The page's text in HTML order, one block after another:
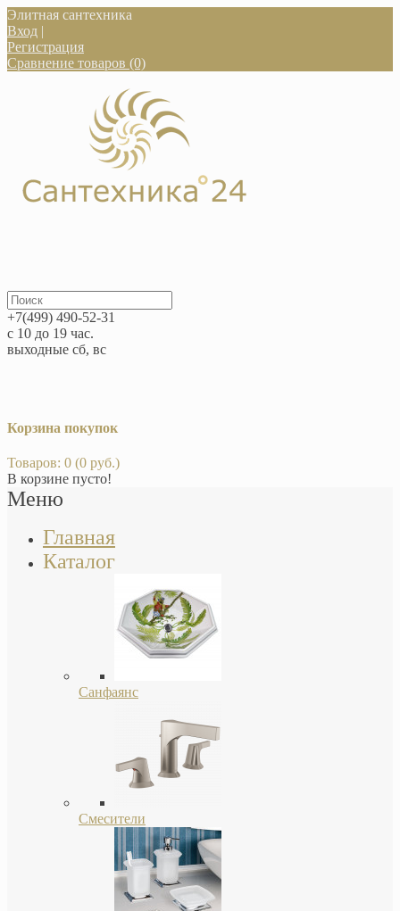
Элитная сантехника
Вход |
Регистрация
Сравнение товаров (0)
+7(499) 490-52-31
с 10 до 19 час.
выходные сб, вс
Корзина покупок
Товаров: 0 (0 руб.)
В корзине пусто!
Меню
Главная
Каталог
Санфаянс
Смесители